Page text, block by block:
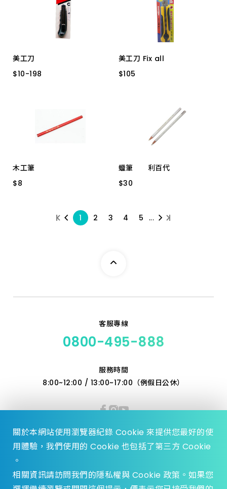
美工刀
$10-198
$10-198
美工刀 Fix all
$105
$105
木工筆
$8
$8
紅 －12 支裝
蠟筆 利百代
$30
$30
7600 紙捲 黑色
1 2 3 4 5 ...
客服專線
0800-495-888
服務時間
8:00~12:00 / 13:00~17:00（例假日公休）
關於本網站使用瀏覽器紀錄 Cookie 來提供您最好的使
用體驗，我們使用的 Cookie 也包括了第三方 Cookie
。
相關資訊請訪問我們的隱私權與 Cookie 政策。如果您